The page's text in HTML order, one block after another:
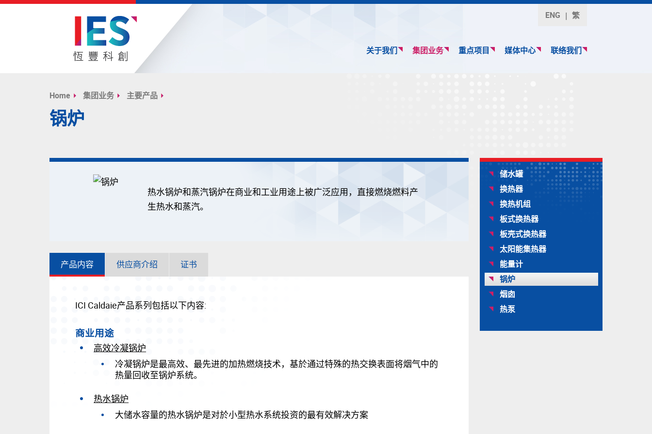
ENG 繁
关于我们 集团业务 重点项目 媒体中心 联络我们
Home 集团业务 主要产品
锅炉
储水罐
换热器
换热机组
板式换热器
板壳式换热器
太阳能集热器
能量计
锅炉
烟囱
热泵
热水锅炉和蒸汽锅炉在商业和工业用途上被广泛应用，直接燃烧燃料产
生热水和蒸汽。
产品内容 供应商介绍 证书
ICI Caldaie产品系列包括以下内容:
商业用途
高效冷凝锅炉
冷凝锅炉是最高效、最先进的加热燃烧技术，基於通过特殊的热交换表面将烟气中的
热量回收至锅炉系统。
热水锅炉
大储水容量的热水锅炉是对於小型热水系统投资的最有效解决方案